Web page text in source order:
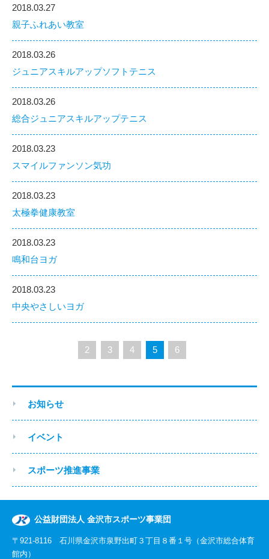
2018.03.27
親子ふれあい教室
2018.03.26
ジュニアスキルアップソフトテニス
2018.03.26
総合ジュニアスキルアップテニス
2018.03.23
スマイルファンソン気功
2018.03.23
太極拳健康教室
2018.03.23
鳴和台ヨガ
2018.03.23
中央やさしいヨガ
2 3 4 5 6
お知らせ
イベント
スポーツ推進事業
公益財団法人 金沢市スポーツ事業団
〒921-8116 石川県金沢市泉野出町３丁目８番１号（金沢市総合体育
館内）